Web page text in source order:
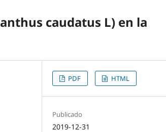
caudatus L) en la
PDF HTML
Publicado
2019-12-31